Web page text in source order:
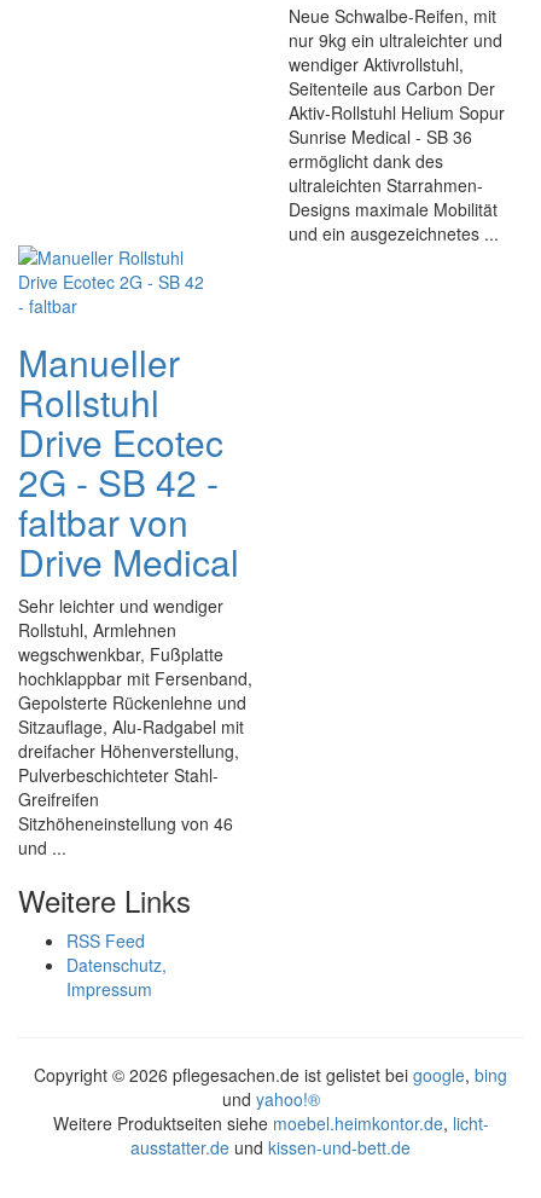
Neue Schwalbe-Reifen, mit
nur 9kg ein ultraleichter und
wendiger Aktivrollstuhl,
Seitenteile aus Carbon Der
Aktiv-Rollstuhl Helium Sopur
Sunrise Medical - SB 36
ermöglicht dank des
ultraleichten Starrahmen-
Designs maximale Mobilität
und ein ausgezeichnetes ...
Manueller
Rollstuhl
Drive Ecotec
2G - SB 42 -
faltbar von
Drive Medical
Sehr leichter und wendiger
Rollstuhl, Armlehnen
wegschwenkbar, Fußplatte
hochklappbar mit Fersenband,
Gepolsterte Rückenlehne und
Sitzauflage, Alu-Radgabel mit
dreifacher Höhenverstellung,
Pulverbeschichteter Stahl-
Greifreifen
Sitzhöheneinstellung von 46
und ...
Weitere Links
RSS Feed
Datenschutz,
Impressum
Copyright © 2026 pflegesachen.de ist gelistet bei google, bing
und yahoo!®
Weitere Produktseiten siehe moebel.heimkontor.de, licht-
ausstatter.de und kissen-und-bett.de